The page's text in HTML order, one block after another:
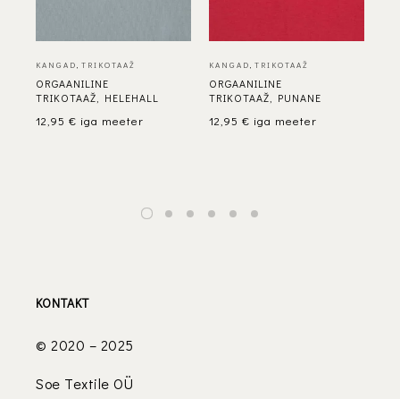
KANGAD TRIKOTAAŽ
ORGAANILINE
TRIKOTAAŽ, HELEHALL
12,95 € iga meeter
KANGAD TRIKOTAAŽ
ORGAANILINE
TRIKOTAAŽ, PUNANE
12,95 € iga meeter
KONTAKT
© 2020 – 2025
Soe Textile OÜ